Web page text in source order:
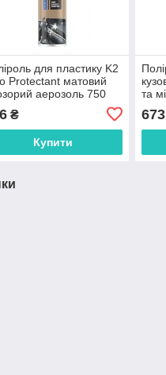
для пластику K2
Protectant матовий
аерозоль 750
₴
Купити
та
673